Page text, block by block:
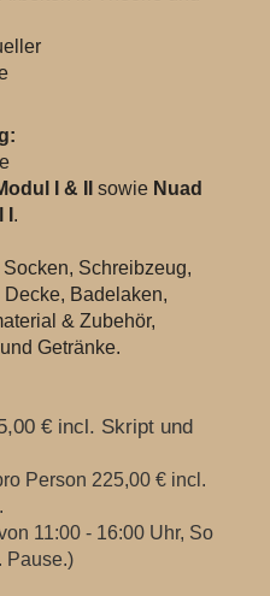
I & II
sowie Nuad
.
Schreibzeug,
Badelaken,
& Zubehör,
Getränke.
€ incl. Skript und
225,00 € incl.
11:00 - 16:00 Uhr, So
Pause.)